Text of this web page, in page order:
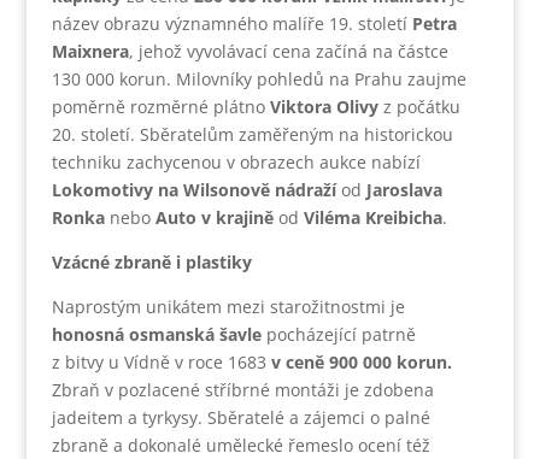
název obrazu významného malíře 19. století Petra
Maixnera, jehož vyvolávací cena začíná na částce
130 000 korun. Milovníky pohledů na Prahu zaujme
poměrně rozměrné plátno Viktora Olivyz počátku
20. století. Sběratelům zaměřeným na historickou
techniku zachycenou v obrazech aukce nabízí
Lokomotivy na Wilsonově nádražíod Jaroslava
Ronka neboAuto v krajině od Viléma Kreibicha.
Vzácné zbraně i plastiky
Naprostým unikátem mezi starožitnostmi je
honosná osmanská šavle pocházející patrně
z bitvy u Vídně v roce 1683 v ceně 900 000 korun.
Zbraň v pozlacené stříbrné montáži je zdobena
jadeitem a tyrkysy. Sběratelé a zájemci o palné
zbraně a dokonalé umělecké řemeslo ocení též